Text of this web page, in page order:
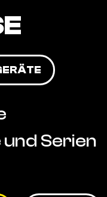
und Serien